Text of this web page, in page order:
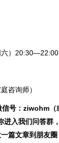
六）20:30—22:00
咨询师）
号： ziwohm（
进入我们问答群
篇文章到朋友